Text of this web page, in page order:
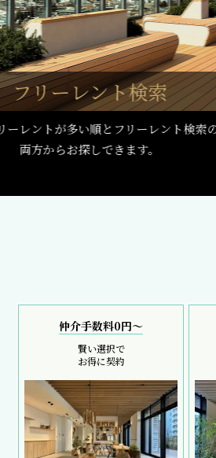
フリーレント検索
ーレントが多い順とフリーレント検索
両方からお探しできます。
仲介手数料0円～
賢い選択で
お得に契約